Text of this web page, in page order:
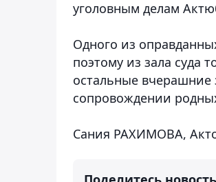
уголовным делам
Одного из
поэтому из зала суда
остальные
сопровождении
Сания РАХИМОВА,